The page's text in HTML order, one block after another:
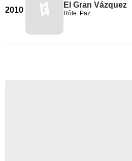
2010
El Gran Vázquez
Rôle: Paz